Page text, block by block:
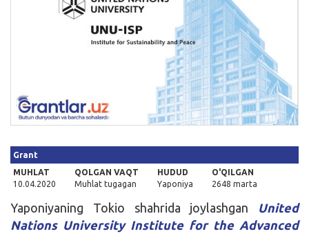
Grant
MUHLAT
10.04.2020
QOLGAN VAQT
Muhlat tugagan
HUDUD
Yaponiya
O'QILGAN
2648 marta
Yaponiyaning Tokio shahrida joylashgan United
Nations University Institute for the Advanced